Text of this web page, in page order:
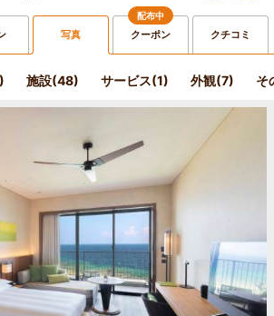
写真
配布中
クーポン クチコミ
施設(48) サービス(1) 外観(7) そ